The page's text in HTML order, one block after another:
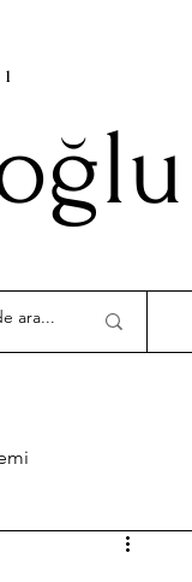
çalışmalarımız